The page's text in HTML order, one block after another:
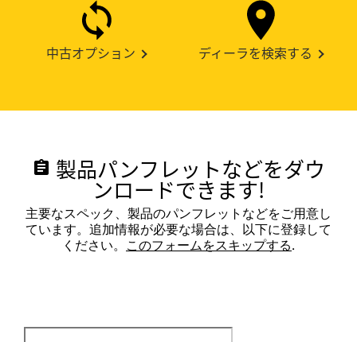
中古オプション ディーラを検索する
assignment 製品パンフレットなどをダウ
ンロードできます!
主要なスペック、製品のパンフレットなどをご用意し
ています。追加情報が必要な場合は、以下に登録して
ください。 このフォームをスキップする.